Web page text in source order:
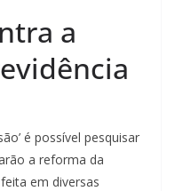
a
é possível pesquisar
a reforma da
em diversas